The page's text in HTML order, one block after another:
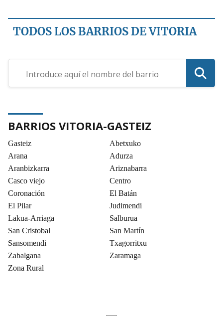
TODOS LOS BARRIOS DE VITORIA
BARRIOS VITORIA-GASTEIZ
Gasteiz
Abetxuko
Arana
Adurza
Aranbizkarra
Ariznabarra
Casco viejo
Centro
Coronación
El Batán
El Pilar
Judimendi
Lakua-Arriaga
Salburua
San Cristobal
San Martín
Sansomendi
Txagorritxu
Zabalgana
Zaramaga
Zona Rural